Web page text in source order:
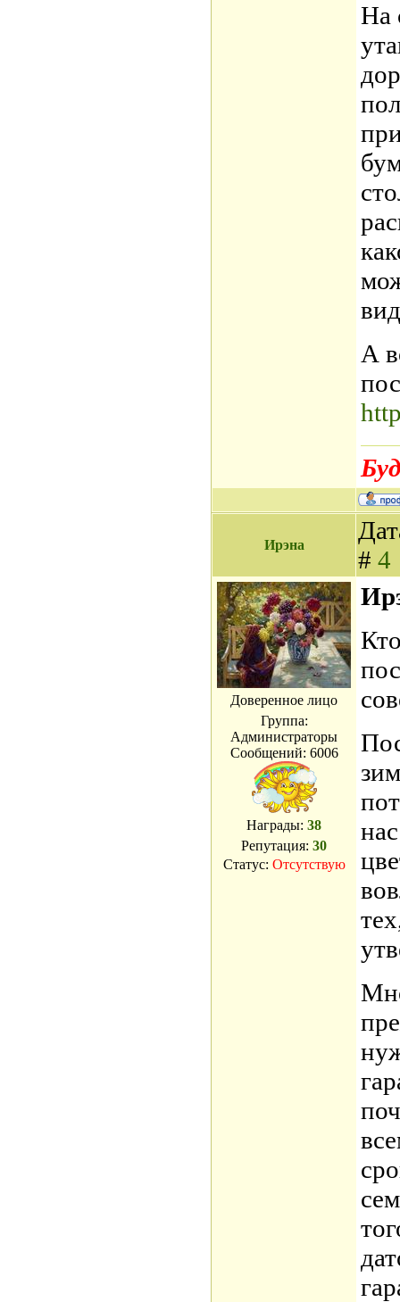
На
А
Ирэна
# 4
Доверенное лицо
Группа:
Администраторы
Сообщений: 6006
Награды: 38
Репутация: 30
Статус: Отсутствую